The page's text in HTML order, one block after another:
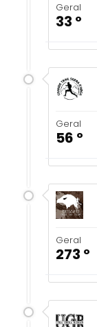
Geral
33 º
Geral
56 º
Geral
273 º